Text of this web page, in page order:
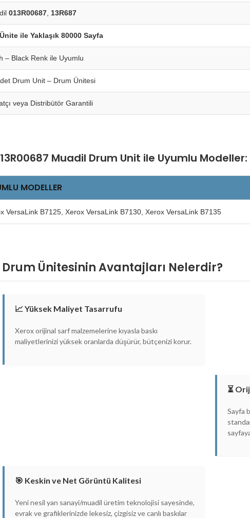
013R00687 13R687
ile Yaklaşık 80000 Sayfa
– Black Renk ile Uyumlu
Drum Unit – Drum Ünitesi
veya Distribütör Garantili
Muadil Drum Unit ile Uyumlu Modeller:
MODELLER
VersaLink B7125, Xerox VersaLink B7130, Xerox VersaLink B7135
Ünitesinin Avantajları Nelerdir?
📈 Yüksek Maliyet Tasarrufu
Xerox orijinal sarf malzemelerine kıyasla baskı
maliyetlerinizi yüksek oranlarda düşürür, bütçenizi korur.
⏳
Sayfa
🎯 Keskin ve Net Görüntü Kalitesi
Yeni nesil yan sanayi/muadil üretim teknolojisi sayesinde,
evrak ve grafiklerinizde lekesiz, çizgisiz ve canlı baskılar